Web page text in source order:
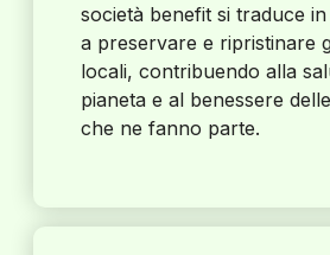
società benefit si traduce
a preservare e ripristinare
locali, contribuendo alla
pianeta e al benessere
che ne fanno parte.